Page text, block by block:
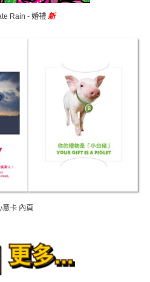
Rain - 婚禮 新
意卡 內頁